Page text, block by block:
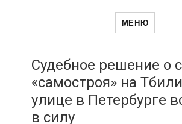
и
МЕНЮ
Судебное решение о
«самостроя» на
улице в Петербурге
в силу